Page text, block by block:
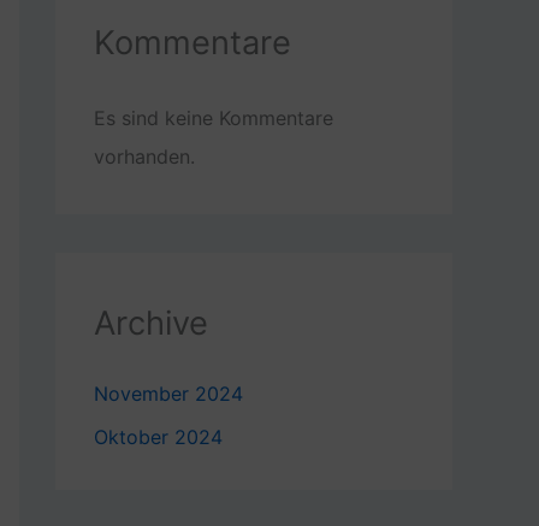
Kommentare
Es sind keine Kommentare
vorhanden.
Archive
November 2024
Oktober 2024